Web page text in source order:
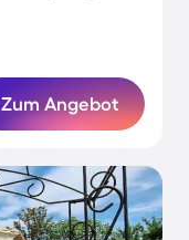
Zum Angebot